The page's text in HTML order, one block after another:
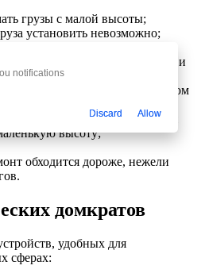
грузы с малой высоты;
установить невозможно;
масла, замены прокладок и
их можно только в вертикальном
медленно, циклично, поднимая
высоту;
обходится дороже, нежели
домкратов
удобных для
сферах:
notifications
Discard Allow